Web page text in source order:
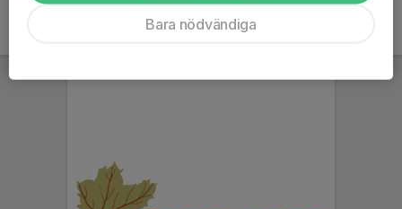
Bara nödvändiga